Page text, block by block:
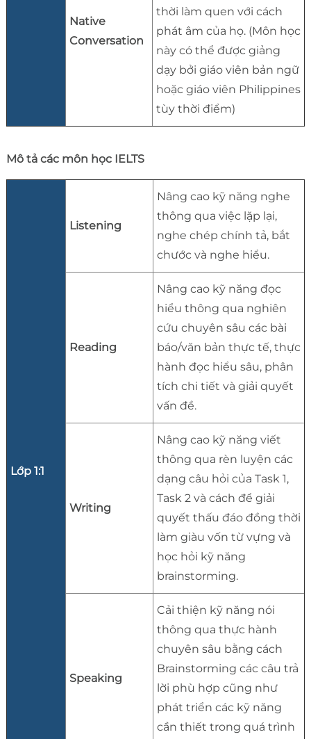
Native
Conversation
thời làm quen với cách
phát âm của họ. (Môn học
này có thể được giảng
dạy bởi giáo viên bản ngữ
hoặc giáo viên Philippines
tùy thời điểm)
Mô tả các môn học IELTS
Lớp 1:1
Listening
Nâng cao kỹ năng nghe
thông qua việc lặp lại,
nghe chép chính tả, bắt
chước và nghe hiểu.
Reading
Nâng cao kỹ năng đọc
hiểu thông qua nghiên
cứu chuyên sâu các bài
báo/văn bản thực tế, thực
hành đọc hiểu sâu, phân
tích chi tiết và giải quyết
vấn đề.
Writing
Nâng cao kỹ năng viết
thông qua rèn luyện các
dạng câu hỏi của Task 1,
Task 2 và cách để giải
quyết thấu đáo đồng thời
làm giàu vốn từ vựng và
học hỏi kỹ năng
brainstorming.
Speaking
Cải thiện kỹ năng nói
thông qua thực hành
chuyên sâu bằng cách
Brainstorming các câu trả
lời phù hợp cũng như
phát triển các kỹ năng
cần thiết trong quá trình